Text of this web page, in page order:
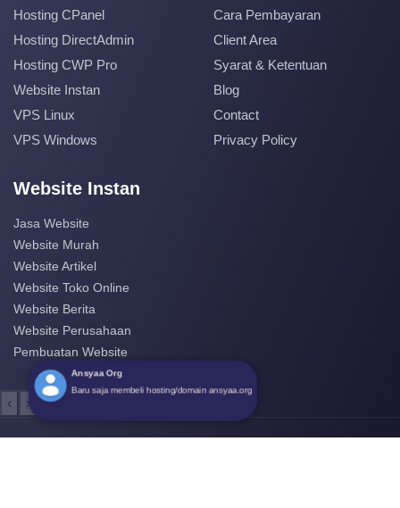
Hosting CPanel
Hosting DirectAdmin
Hosting CWP Pro
Website Instan
VPS Linux
VPS Windows
Cara Pembayaran
Client Area
Syarat & Ketentuan
Blog
Contact
Privacy Policy
Website Instan
Jasa Website
Website Murah
Website Artikel
Website Toko Online
Website Berita
Website Perusahaan
Pembuatan Website
‹ ›
Ansyaa Org
Baru saja membeli hosting/domain ansyaa.org